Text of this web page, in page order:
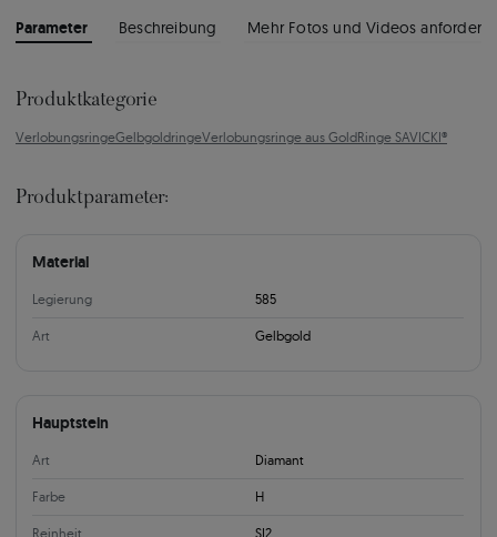
Parameter Beschreibung Mehr Fotos und Videos anfordern
Produktkategorie
VerlobungsringeGelbgoldringeVerlobungsringe aus GoldRinge SAVICKI®
Produktparameter:
Material
Legierung 585
Art Gelbgold
Hauptstein
Art Diamant
Farbe H
Reinheit SI2